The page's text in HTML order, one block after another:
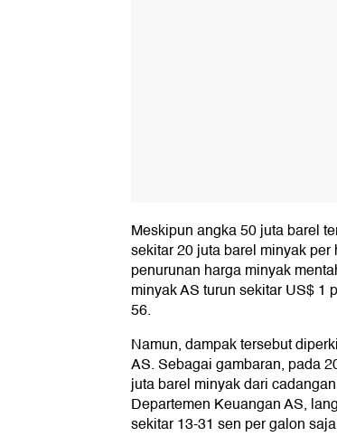
Meskipun angka 50 juta barel
sekitar 20 juta barel minyak
penurunan harga minyak
minyak AS turun sekitar US$ 1
56.
Namun, dampak tersebut
AS. Sebagai gambaran, pada
juta barel minyak dari
Departemen Keuangan AS,
sekitar 13-31 sen per galon